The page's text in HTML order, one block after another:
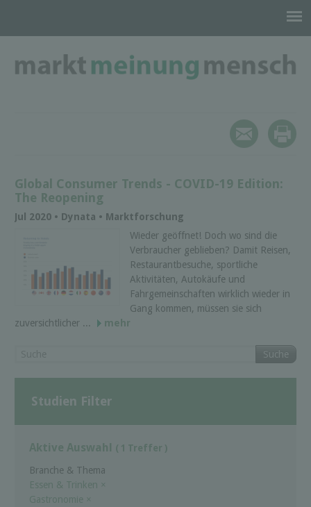
Global Consumer Trends - COVID-19 Edition:
The Reopening
Jul 2020 • Dynata • Marktforschung
Wieder geöffnet! Doch wo sind die
Verbraucher geblieben? Damit Reisen,
Restaurantbesuche, sportliche
Aktivitäten, Autokäufe und
Fahrgemeinschaften wirklich wieder in
Gang kommen, müssen sie sich
zuversichtlicher ...
mehr
Suche
Studien Filter
Aktive Auswahl ( 1 Treffer )
Branche & Thema
Essen & Trinken ×
Gastronomie ×